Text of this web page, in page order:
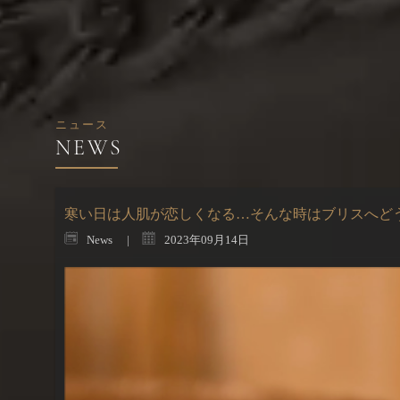
ニュース
寒い日は人肌が恋しくなる…そんな時はブリスへ
News 2023年09月14日